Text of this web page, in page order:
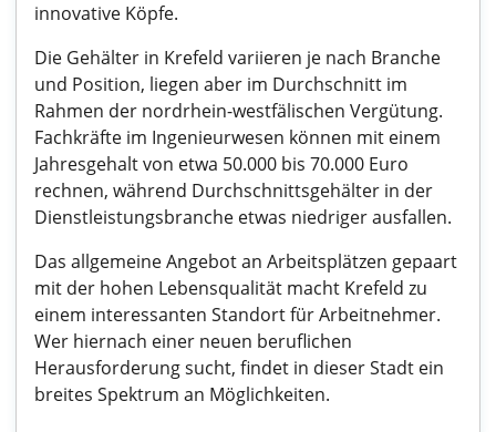
innovative Köpfe.
Die Gehälter in Krefeld variieren je nach Branche
und Position, liegen aber im Durchschnitt im
Rahmen der nordrhein-westfälischen Vergütung.
Fachkräfte im Ingenieurwesen können mit einem
Jahresgehalt von etwa 50.000 bis 70.000 Euro
rechnen, während Durchschnittsgehälter in der
Dienstleistungsbranche etwas niedriger ausfallen.
Das allgemeine Angebot an Arbeitsplätzen gepaart
mit der hohen Lebensqualität macht Krefeld zu
einem interessanten Standort für Arbeitnehmer.
Wer hiernach einer neuen beruflichen
Herausforderung sucht, findet in dieser Stadt ein
breites Spektrum an Möglichkeiten.